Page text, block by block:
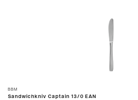
BBM
Sandwichkniv Captain 13/0 EAN